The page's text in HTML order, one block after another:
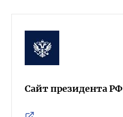
Сайт президента РФ